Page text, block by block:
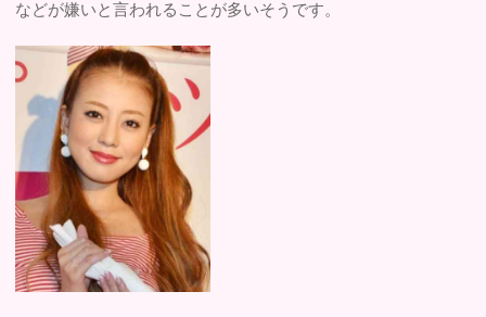
などが嫌いと言われることが多いそうです。